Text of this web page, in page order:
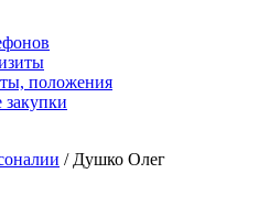
положения
закупки
/ Душко Олег